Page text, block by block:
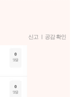
신고 | 공감 확인